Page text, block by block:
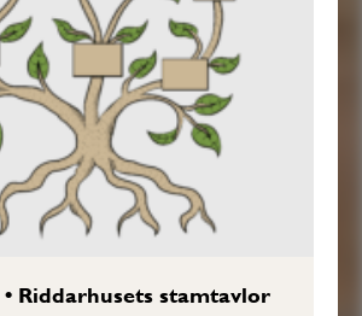
• Riddarhusets stamtavlor